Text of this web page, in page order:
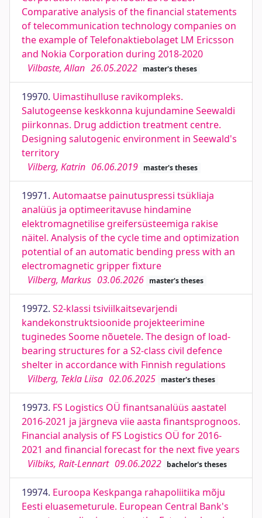
Comparative analysis of the financial statements
of telecommunication technology companies on
the example of Telefonaktiebolaget LM Ericsson
and Nokia Corporation during 2018-2020
Vilbaste, Allan 26.05.2022 master's theses
19970. Uimastihulluse ravikompleks.
Salutogeense keskkonna kujundamine Seewaldi
piirkonnas. Drug addiction treatment centre.
Designing salutogenic environment in Seewald's
territory
Vilberg, Katrin 06.06.2019 master's theses
19971. Automaatse painutuspressi tsükliaja
analüüs ja optimeeritavuse hindamine
elektromagnetilise greifersüsteemiga rakise
näitel. Analysis of the cycle time and optimization
potential of an automatic bending press with an
electromagnetic gripper fixture
Vilberg, Markus 03.06.2026 master's theses
19972. S2-klassi tsiviilkaitsevarjendi
kandekonstruktsioonide projekteerimine
tuginedes Soome nõuetele. The design of load-
bearing structures for a S2-class civil defence
shelter in accordance with Finnish regulations
Vilberg, Tekla Liisa 02.06.2025 master's theses
19973. FS Logistics OÜ finantsanalüüs aastatel
2016-2021 ja järgneva viie aasta finantsprognoos.
Financial analysis of FS Logistics OÜ for 2016-
2021 and financial forecast for the next five years
Vilbiks, Rait-Lennart 09.06.2022 bachelor's theses
19974. Euroopa Keskpanga rahapoliitika mõju
Eesti eluasemeturule. European Central Bank's